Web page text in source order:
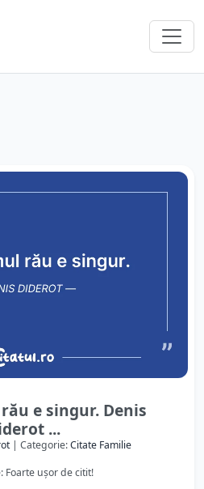
e singur. Denis
...
| Categorie:Citate Familie
Foarte ușor de citit!